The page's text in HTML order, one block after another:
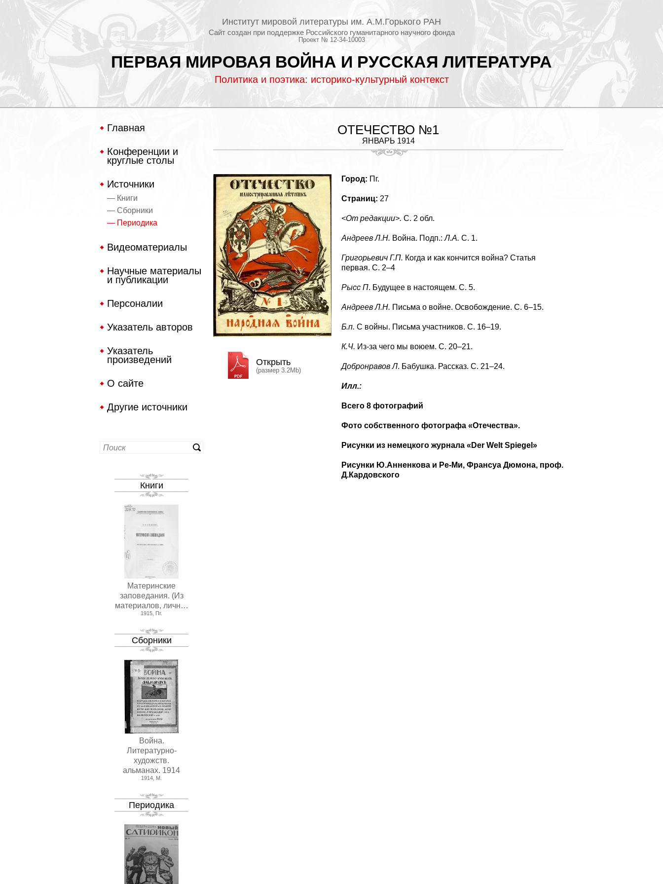
Институт мировой литературы им. А.М.Горького РАН
Сайт создан при поддержке Российского гуманитарного научного фонда
Проект № 12-34-10003
ПЕРВАЯ МИРОВАЯ ВОЙНА И РУССКАЯ ЛИТЕРАТУРА
Политика и поэтика: историко-культурный контекст
Главная
Конференции и
круглые столы
Источники
— Книги
— Сборники
— Периодика
Видеоматериалы
Научные материалы
и публикации
Персоналии
Указатель авторов
Указатель
произведений
О сайте
Другие источники
Книги
Материнские
заповедания. (Из
материалов, личн…
1915, Пг.
Сборники
Война.
Литературно-
художств.
альманах. 1914
1914, М.
Периодика
ОТЕЧЕСТВО №1
ЯНВАРЬ 1914
Открыть
(размер 3.2Mb)
Город: Пг.
Страниц: 27
<От редакции>. C. 2 обл.
Андреев Л.Н. Война. Подп.:Л.А. С. 1.
Григорьевич Г.П. Когда и как кончится война? Статья
первая. С. 2–4
Рысс П. Будущее в настоящем. С. 5.
Андреев Л.Н. Письма о войне. Освобождение. С. 6–15.
Б.п. С войны. Письма участников. С. 16–19.
К.Ч. Из-за чего мы воюем. С. 20–21.
Добронравов Л. Бабушка. Рассказ. С. 21–24.
Илл.:
Всего 8 фотографий
Фото собственного фотографа «Отечества».
Рисунки из немецкого журнала « Der Welt Spiegel»
Рисунки Ю.Анненкова и Ре-Ми, Франсуа Дюмона, проф.
Д.Кардовского